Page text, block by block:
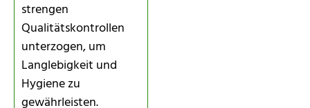
strengen
Qualitätskontrollen
unterzogen, um
Langlebigkeit und
Hygiene zu
gewährleisten.